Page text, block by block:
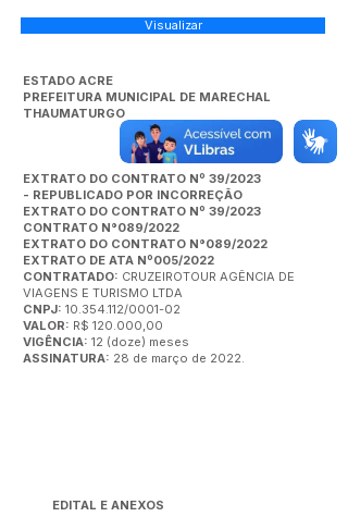
Visualizar
ESTADO ACRE
PREFEITURA MUNICIPAL DE MARECHAL
THAUMATURGO
EXTRATO DO CONTRATO Nº 39/2023
- REPUBLICADO POR INCORREÇÃO
EXTRATO DO CONTRATO Nº 39/2023
CONTRATO N°089/2022
EXTRATO DO CONTRATO N°089/2022
EXTRATO DE ATA Nº005/2022
CONTRATADO: CRUZEIROTOUR AGÊNCIA DE
VIAGENS E TURISMO LTDA
CNPJ: 10.354.112/0001-02
VALOR: R$ 120.000,00
VIGÊNCIA: 12 (doze) meses
ASSINATURA: 28 de março de 2022.
EDITAL E ANEXOS